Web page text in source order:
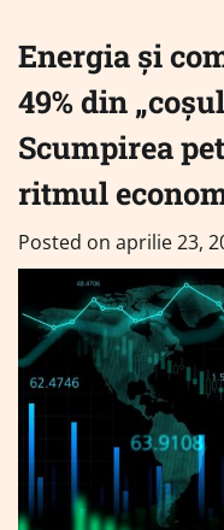
Energia și
49% din
Scumpirea
ritmul
Posted on aprilie 23,